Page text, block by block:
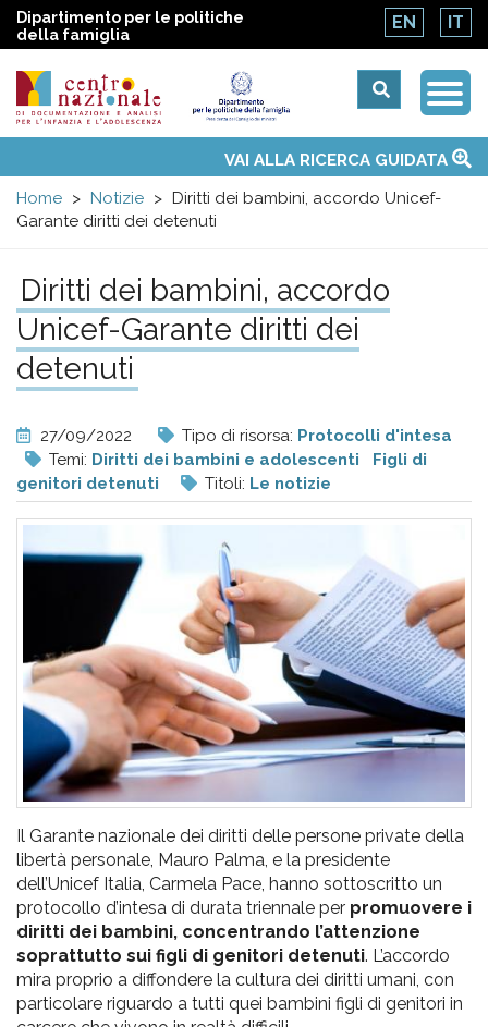
Dipartimento per le politiche
della famiglia
EN IT
Centro
nazionale
di
Documentazione
e
analisi
pr
l'infanzia
l'adolescenza
menu
Temi
Attività
Convenzione ONUVAI ALLA RICERCA GUIDATA
Home
Notizie
Diritti dei bambini, accordo Unicef-
Garante diritti dei detenuti
Diritti dei bambini, accordo
Unicef-Garante diritti dei
detenuti
27/09/2022 Tipo di risorsa: Protocolli d'intesa
Temi: Diritti dei bambini e adolescenti
Figli di
genitori detenuti
Titoli: Le notizie
Il Garante nazionale dei diritti delle persone private della
libertà personale, Mauro Palma, e la presidente
dell’Unicef Italia, Carmela Pace, hanno sottoscritto un
protocollo d’intesa di durata triennale per promuovere i
diritti dei bambini, concentrando l’attenzione
soprattutto sui figli di genitori detenuti. L’accordo
mira proprio a diffondere la cultura dei diritti umani, con
particolare riguardo a tutti quei bambini figli di genitori in